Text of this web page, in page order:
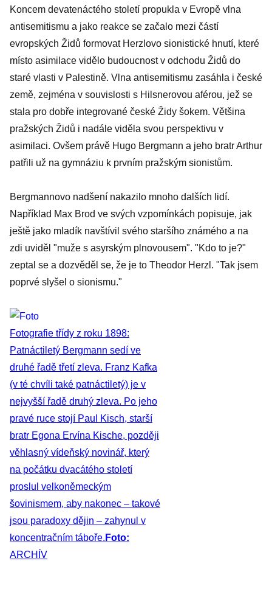
Koncem devatenáctého století propukla v Evropě vlna
antisemitismu a jako reakce se začalo mezi částí
evropských Židů formovat Herzlovo sionistické hnutí, které
místo asimilace vidělo budoucnost v odchodu Židů do
staré vlasti v Palestině. Vlna antisemitismu zasáhla i české
země, zejména v souvislosti s Hilsnerovou aférou, jež se
stala pro dobře integrované české Židy šokem. Většina
pražských Židů i nadále viděla svou perspektivu v
asimilaci. Ovšem právě Hugo Bergmann a jeho bratr Arthur
patřili už na gymnáziu k prvním pražským sionistům.
Bergmannovo nadšení nakazilo mnoho dalších lidí.
Například Max Brod ve svých vzpomínkách popisuje, jak
ještě jako mladík navštívil svého staršího známého a na
zdi uviděl "muže s asyrským plnovousem". "Kdo to je?"
zeptal se a dozvěděl se, že je to Theodor Herzl. "Tak jsem
poprvé slyšel o sionismu."
Fotografie třídy z roku 1898:
Patnáctiletý Bergmann sedí ve
druhé řadě třetí zleva. Franz Kafka
(v té chvíli také patnáctiletý) je v
nejvyšší řadě druhý zleva. Po jeho
pravé ruce stojí Paul Kisch, starší
bratr Egona Ervína Kische, později
věhlasný vídeňský novinář, který
na počátku dvacátého století
proslul velkoněmeckým
šovinismem, aby nakonec – takové
jsou paradoxy dějin – zahynul v
koncentračním táboře. Foto:
ARCHÍV